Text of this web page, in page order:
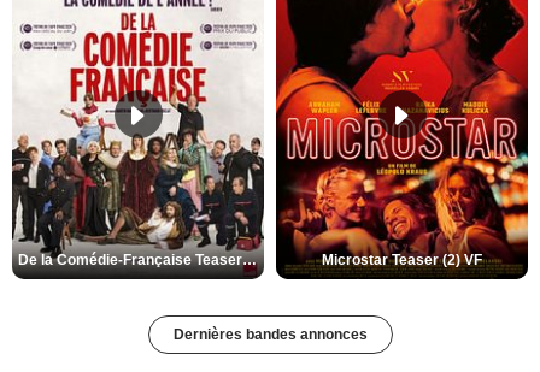
De la Comédie-Française Teaser (3) VF Microstar Teaser (2) VF
Dernières bandes annonces